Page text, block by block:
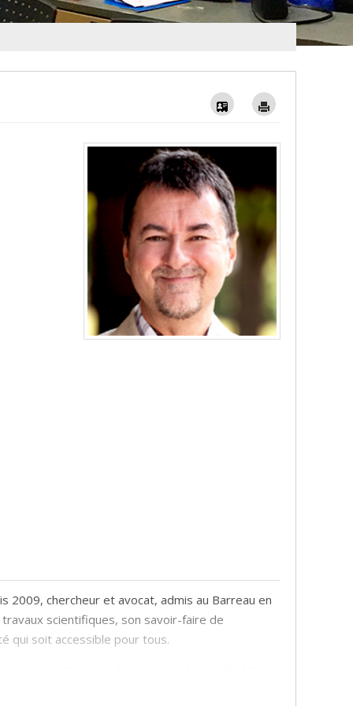
Vcard
2009, chercheur et avocat, admis au Barreau en
scientifiques, son savoir-faire de
qui soit accessible pour tous.
biens. Ses interventions ont donné lieu à des